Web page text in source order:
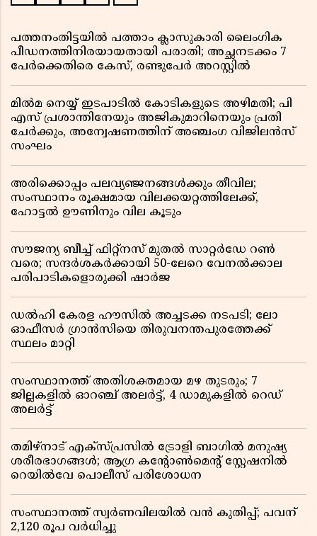
പത്തനംതിട്ടയിൽ പത്താം ക്ലാസുകാരി ലൈംഗിക
പീഡനത്തിനിരയായതായി പരാതി; അച്ഛനടക്കം 7
പേർക്കെതിരെ കേസ്, രണ്ടുപേർ അറസ്റ്റിൽ
മിൽമ നെയ്യ് ഇടപാടിൽ കോടികളുടെ അഴിമതി; പി
എസ് പ്രശാന്തിനേയും അജികുമാറിനെയും പ്രതി
ചേർക്കും, അന്വേഷണത്തിന് അഞ്ചംഗ വിജിലൻസ്
സംഘം
അരിക്കൊപ്പം പലവ്യഞ്ജനങ്ങൾക്കും തീവില;
സംസ്ഥാനം രൂക്ഷമായ വിലക്കയറ്റത്തിലേക്ക്,
ഹോട്ടൽ ഊണിനും വില കൂടും
സൗജന്യ ബീച്ച് ഫിറ്റ്നസ് മുതൽ സാറ്റർഡേ റൺ
വരെ; സന്ദർശകർക്കായി 50-ലേറെ വേനൽക്കാല
പരിപാടികളൊരുക്കി ഷാർജ
ഡൽഹി കേരള ഹൗസിൽ അച്ചടക്ക നടപടി; ലോ
ഓഫീസർ ഗ്രാൻസിയെ തിരുവനന്തപുരത്തേക്ക്
സ്ഥലം മാറ്റി
സംസ്ഥാനത്ത് അതിശക്തമായ മഴ തുടരും; 7
ജില്ലകളിൽ ഓറഞ്ച് അലർട്ട്, 4 ഡാമുകളിൽ റെഡ്
അലർട്ട്
തമിഴ്‌നാട് എക്സ്പ്രസിൽ ട്രോളി ബാഗിൽ മനുഷ്യ
ശരീരഭാഗങ്ങൾ; ആഗ്ര കൻ്റോൺമെൻ്റ് സ്റ്റേഷനിൽ
റെയിൽവേ പൊലീസ് പരിശോധന
സംസ്ഥാനത്ത് സ്വര്‍ണവിലയില്‍ വന്‍ കുതിപ്പ്; പവന്
2,120 രൂപ വര്‍ധിച്ചു